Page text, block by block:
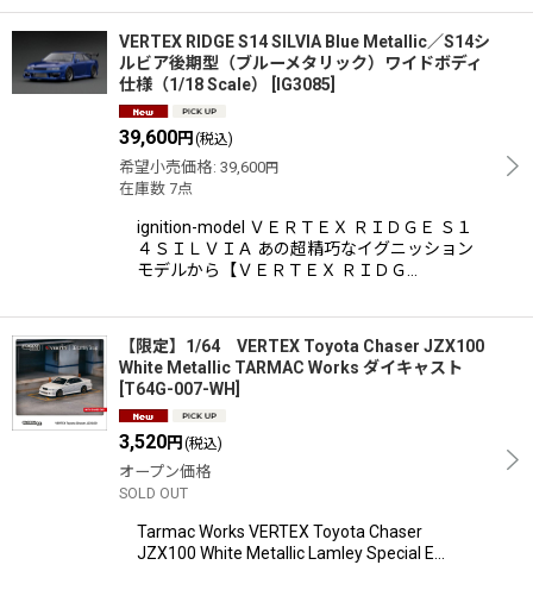
VERTEX RIDGE S14 SILVIA Blue Metallic／S14シ
ルビア後期型（ブルーメタリック）ワイドボディ
仕様（1/18 Scale）
IG3085
39,600円 (税込)
希望小売価格: 39,600円
在庫数 7点
ignition-model ＶＥＲＴＥＸ ＲＩＤＧＥ Ｓ１
４ＳＩＬＶＩＡ あの超精巧なイグニッション
モデルから【ＶＥＲＴＥＸ ＲＩＤＧ…
【限定】1/64 VERTEX Toyota Chaser JZX100
White Metallic TARMAC Works ダイキャスト
T64G-007-WH
3,520円 (税込)
オープン価格
SOLD OUT
Tarmac Works VERTEX Toyota Chaser
JZX100 White Metallic Lamley Special E…